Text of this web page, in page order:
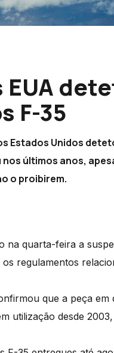
EUA
F-35
Estados Unidos
nos últimos anos,
o proibirem.
na quarta-feira a
regulamentos
que a peça
utilização desde